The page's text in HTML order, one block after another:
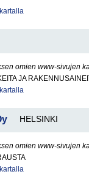
omien www-sivujen
JA
HELSINKI
omien www-sivujen